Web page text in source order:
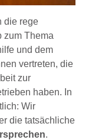
die rege
zum Thema
und dem
vertreten, die
zur
haben. In
Wir
die tatsächliche
.